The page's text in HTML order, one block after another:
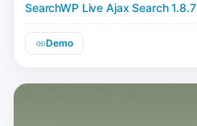
SearchWP Live Ajax Search 1.8.7
Demo